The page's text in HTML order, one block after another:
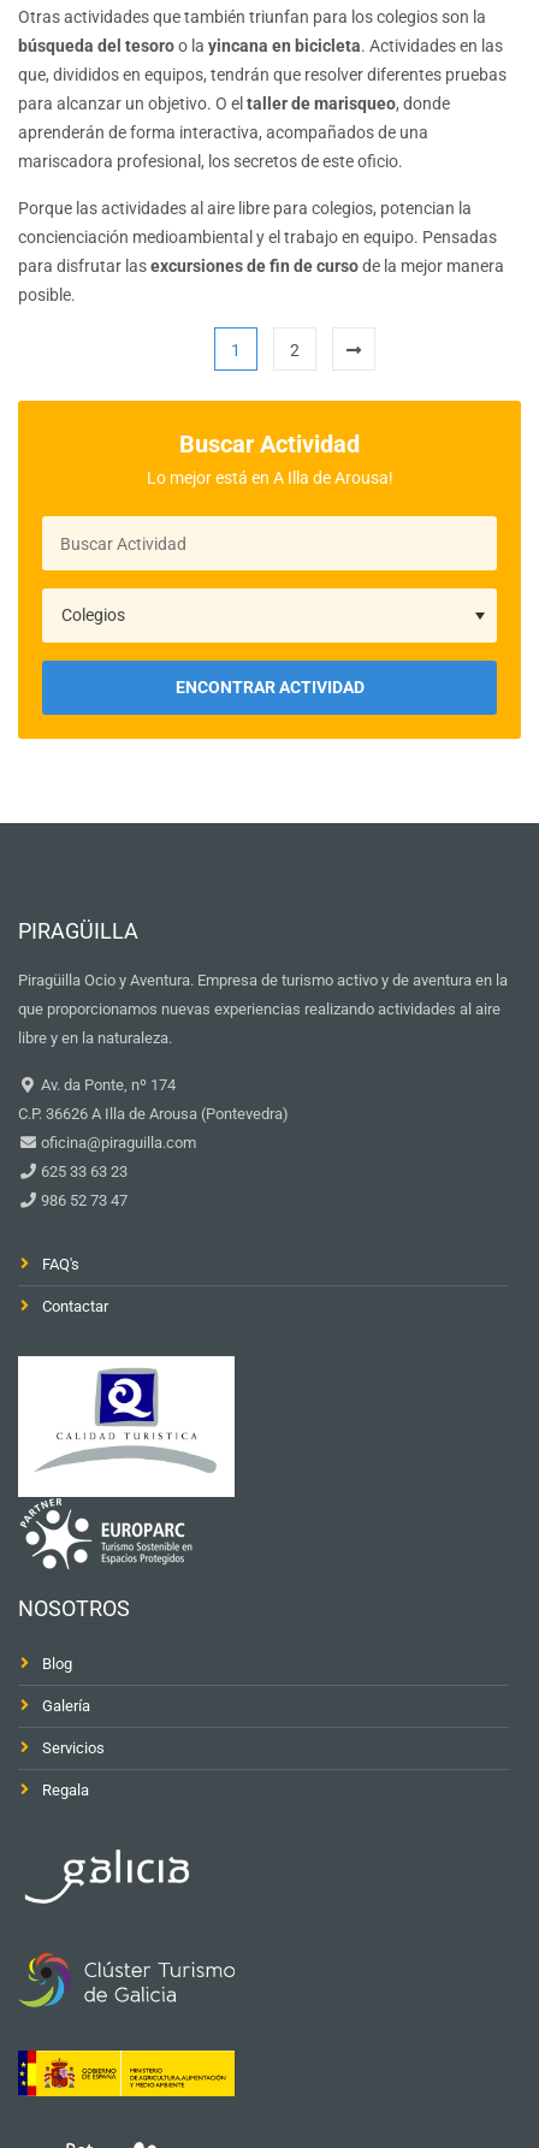
Otras actividades que también triunfan para los colegios son la
búsqueda del tesoroo la yincana en bicicleta. Actividades en las
que, divididos en equipos, tendrán que resolver diferentes pruebas
para alcanzar un objetivo. O el taller de marisqueo, donde
aprenderán de forma interactiva, acompañados de una
mariscadora profesional, los secretos de este oficio.
Porque las actividades al aire libre para colegios, potencian la
concienciación medioambiental y el trabajo en equipo. Pensadas
para disfrutar lasexcursiones de fin de cursode la mejor manera
posible.
1 2
Buscar Actividad
Lo mejor está en A Illa de Arousa!
ENCONTRAR ACTIVIDAD
PIRAGÜILLA
Piragüilla Ocio y Aventura. Empresa de turismo activo y de aventura en la
que proporcionamos nuevas experiencias realizando actividades al aire
libre y en la naturaleza.
Av. da Ponte, nº 174
C.P. 36626 A Illa de Arousa (Pontevedra)
oficina@piraguilla.com
625 33 63 23
986 52 73 47
FAQ's
Contactar
NOSOTROS
Blog
Galería
Servicios
Regala